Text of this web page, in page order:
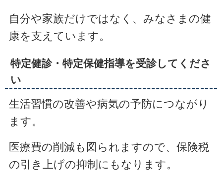
自分や家族だけではなく、みなさまの健
康を支えています。
特定健診・特定保健指導を受診してくださ
い
生活習慣の改善や病気の予防につながり
ます。
医療費の削減も図られますので、保険税
の引き上げの抑制にもなります。